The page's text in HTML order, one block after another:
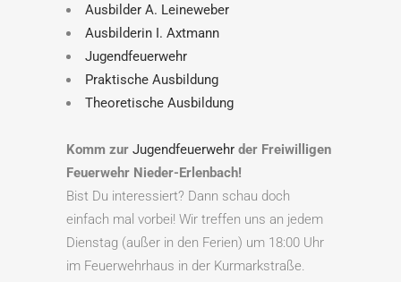
Ausbilder A. Leineweber
Ausbilderin I. Axtmann
Jugendfeuerwehr
Praktische Ausbildung
Theoretische Ausbildung
Komm zur Jugendfeuerwehr der Freiwilligen
Feuerwehr Nieder-Erlenbach!
Bist Du interessiert? Dann schau doch
einfach mal vorbei! Wir treffen uns an jedem
Dienstag (außer in den Ferien) um 18:00 Uhr
im Feuerwehrhaus in der Kurmarkstraße.